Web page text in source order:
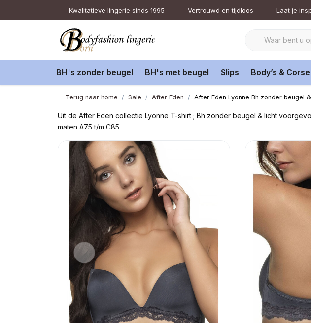
Kwalitatieve lingerie sinds 1995 Vertrouwd en tijdloos Laat je
BH's zonder beugel BH's met beugel Slips Body’s &
Terug naar home Sale After Eden After Eden Lyonne Bh zonder beugel
Uit de After Eden collectie Lyonne T-shirt ; Bh zonder beugel & licht
maten A75 t/m C85.